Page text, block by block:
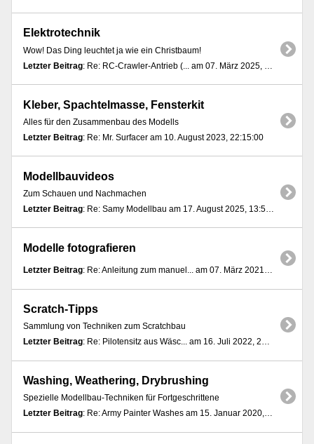
Elektrotechnik
Wow! Das Ding leuchtet ja wie ein Christbaum!
Letzter Beitrag: Re: RC-Crawler-Antrieb (... am 07. März 2025, 08:52:10
Kleber, Spachtelmasse, Fensterkit
Alles für den Zusammenbau des Modells
Letzter Beitrag: Re: Mr. Surfacer am 10. August 2023, 22:15:00
Modellbauvideos
Zum Schauen und Nachmachen
Letzter Beitrag: Re: Samy Modellbau am 17. August 2025, 13:54:10
Modelle fotografieren
Letzter Beitrag: Re: Anleitung zum manuel... am 07. März 2021, 10:52:09
Scratch-Tipps
Sammlung von Techniken zum Scratchbau
Letzter Beitrag: Re: Pilotensitz aus Wäsc... am 16. Juli 2022, 20:02:33
Washing, Weathering, Drybrushing
Spezielle Modellbau-Techniken für Fortgeschrittene
Letzter Beitrag: Re: Army Painter Washes am 15. Januar 2020, 12:55:20